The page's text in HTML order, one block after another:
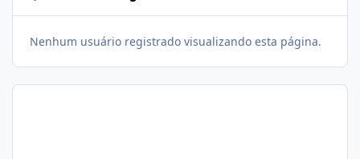
Nenhum usuário registrado visualizando esta página.